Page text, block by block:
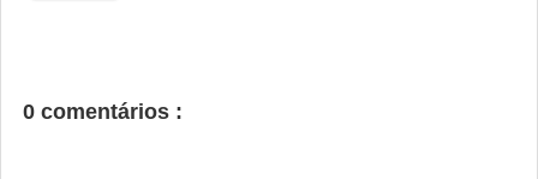
0 comentários :